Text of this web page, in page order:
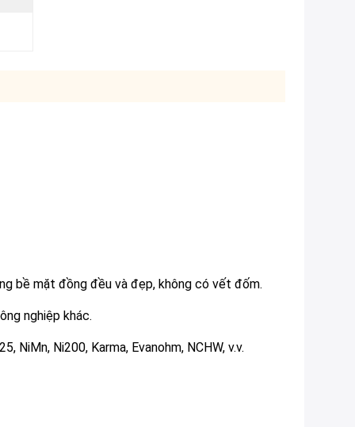
bề mặt đồng đều và đẹp, không có vết đốm.
nghiệp khác.
NiMn, Ni200, Karma, Evanohm, NCHW, v.v.